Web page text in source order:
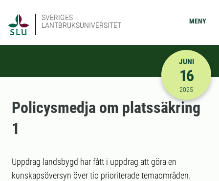
SVERIGES
LANTBRUKSUNIVERSITET
MENY
2025-06-
JUNI
16
2025
Policysmedja om platssäkring
1
Uppdrag landsbygd har fått i uppdrag att göra en
kunskapsöversyn över tio prioriterade temaområden.